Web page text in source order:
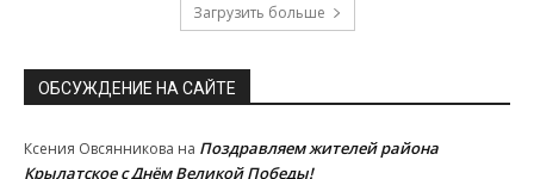
Загрузить больше
ОБСУЖДЕНИЕ НА САЙТЕ
Ксения Овсянникова на Поздравляем жителей района
Крылатское с Днём Великой Победы!